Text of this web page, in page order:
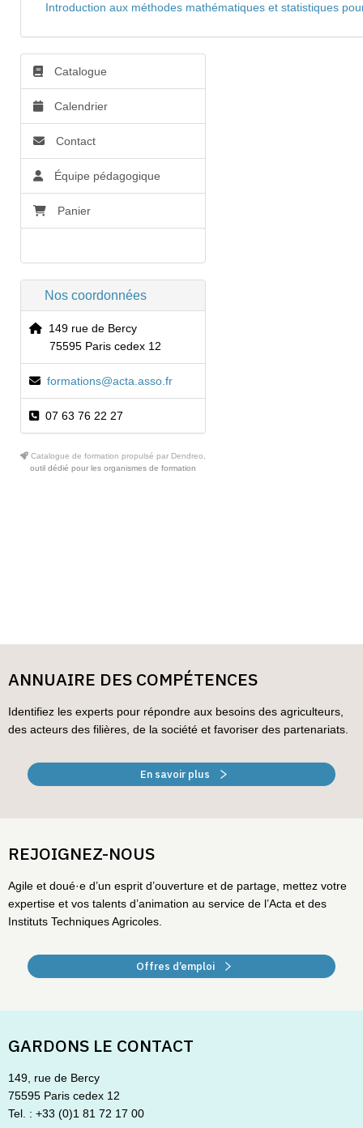
Introduction aux méthodes mathématiques et statistiques
Catalogue
Calendrier
Contact
Équipe pédagogique
Panier
Nos coordonnées
149 rue de Bercy
75595 Paris cedex 12
formations@acta.asso.fr
07 63 76 22 27
Catalogue de formation propulsé par Dendreo,
outil dédié pour les organismes de formation
ANNUAIRE DES COMPÉTENCES
Identifiez les experts pour répondre aux besoins des agriculteurs,
des acteurs des filières, de la société et favoriser des partenariats.
En savoir plus
REJOIGNEZ-NOUS
Agile et doué·e d’un esprit d’ouverture et de partage, mettez votre
expertise et vos talents d’animation au service de l’Acta et des
Instituts Techniques Agricoles.
Offres d’emploi
GARDONS LE CONTACT
149, rue de Bercy
75595 Paris cedex 12
Tel. : +33 (0)1 81 72 17 00